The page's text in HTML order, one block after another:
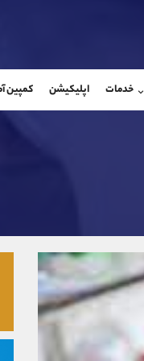
خدمات اپلیکیشن کمپین